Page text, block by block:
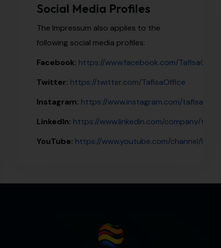
Social Media Profiles
The Impressum also applies to the
following social media profiles:
Facebook: https://www.facebook.com/
Twitter: https://twitter.com/TafisaOffice
Instagram: https://www.instagram.com/
LinkedIn: https://www.linkedin.com/company/tafisa
YouTube: https://www.youtube.com/channel/